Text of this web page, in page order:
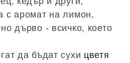
с аромат на лимон,
дърво - всичко, което
да бъдат сухи цветя